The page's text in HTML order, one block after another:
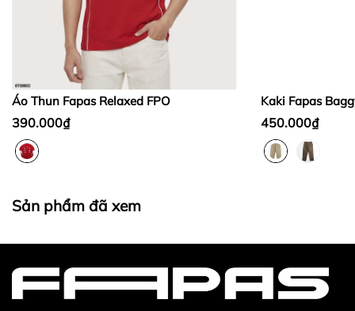
Bước 3
Sản phẩm không đúng với đơn hàng đã đặt
Sản phẩm bị hư hỏng khi nhìn bằng mắt thường
Áo Thun Fapas Relaxed FPO
390.000₫
Kaki Fapas
450.000₫
Sản phẩm đã xem